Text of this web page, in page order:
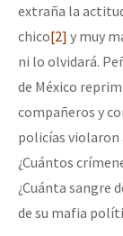
extraña la
chico[2] y muy
ni lo olvidará.
de México
compañeros y
policías violaron
¿Cuántos
¿Cuánta sangre
de su mafia